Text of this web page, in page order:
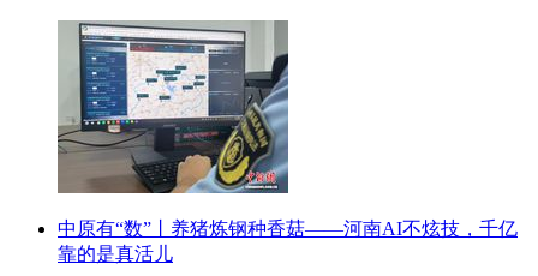
中原有“数”丨养猪炼钢种香菇——河南AI不炫技，千亿
靠的是真活儿